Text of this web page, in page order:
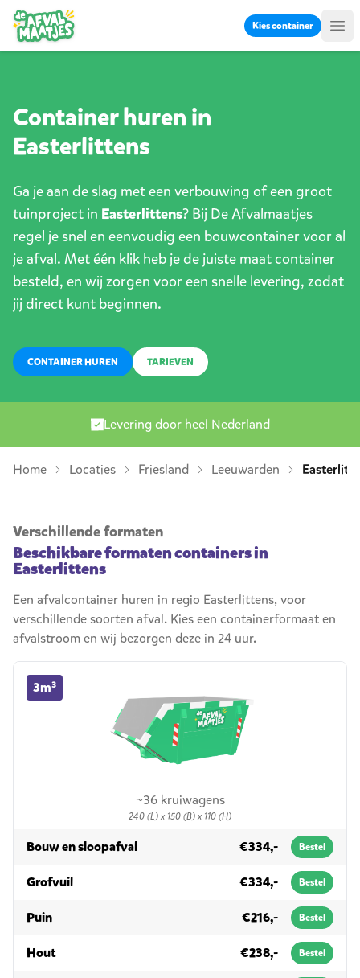
Kies container
Container huren in
Easterlittens
Ga je aan de slag met een verbouwing of een groot
tuinproject in Easterlittens? Bij De Afvalmaatjes
regel je snel en eenvoudig een bouwcontainer voor al
je afval. Met één klik heb je de juiste maat container
besteld, en wij zorgen voor een snelle levering, zodat
jij direct kunt beginnen.
CONTAINER HUREN TARIEVEN
Levering door heel Nederland
Home Locaties Friesland Leeuwarden
Verschillende formaten
Beschikbare formaten containers in
Easterlittens
Een afvalcontainer huren in regio Easterlittens, voor
verschillende soorten afval. Kies een containerformaat en
afvalstroom en wij bezorgen deze in 24 uur.
~36 kruiwagens
240 (L) x 150 (B) x 110 (H)
3m³
3m³ container huren
Bouw en sloopafvalin 3m³ €334,- Bestel
Grofvuilin 3m³ €334,- Bestel
Puinin 3m³ €216,- Bestel
Houtin 3m³ €238,- Bestel